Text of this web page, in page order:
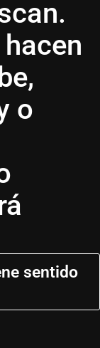
o
sentido